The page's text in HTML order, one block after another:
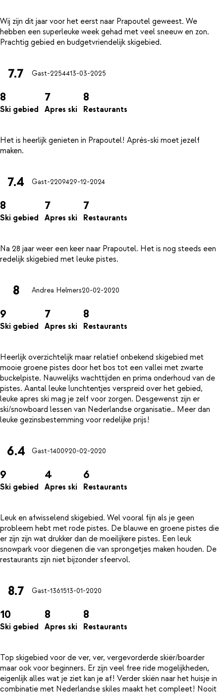
Wij zijn dit jaar voor het eerst naar Prapoutel geweest. We
hebben een superleuke week gehad met veel sneeuw en zon.
7.7 Gast-2254413-03-2025
8
Ski gebied
7
Apres ski
8
Restaurants
Het is heerlijk genieten in Prapoutel! Après-ski moet jezelf
7.4 Gast-2209429-12-2024
8
Ski gebied
7
Apres ski
7
Restaurants
Na 28 jaar weer een keer naar Prapoutel. Het is nog steeds een
8 Andrea Helmers20-02-2020
9
Ski gebied
7
Apres ski
8
Restaurants
Heerlijk overzichtelijk maar relatief onbekend skigebied met
mooie groene pistes door het bos tot een vallei met zwarte
buckelpiste. Nauwelijks wachttijden en prima onderhoud van de
pistes. Aantal leuke lunchtentjes verspreid over het gebied,
leuke apres ski mag je zelf voor zorgen. Desgewenst zijn er
ski/snowboard lessen van Nederlandse organisatie.. Meer dan
6.4 Gast-1400920-02-2020
9
Ski gebied
4
Apres ski
6
Restaurants
Leuk en afwisselend skigebied. Wel vooral fijn als je geen
probleem hebt met rode pistes. De blauwe en groene pistes die
er zijn zijn wat drukker dan de moeilijkere pistes. Een leuk
snowpark voor diegenen die van sprongetjes maken houden. De
8.7 Gast-1361513-01-2020
10
Ski gebied
8
Apres ski
8
Restaurants
Top skigebied voor de ver, ver, vergevorderde skiër/boarder
maar ook voor beginners. Er zijn veel free ride mogelijkheden,
eigenlijk alles wat je ziet kan je af! Verder skiën naar het huisje in
combinatie met Nederlandse skiles maakt het compleet! Nooit